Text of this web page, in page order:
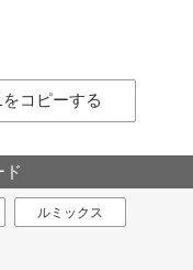
コピーする
ド
ルミックス